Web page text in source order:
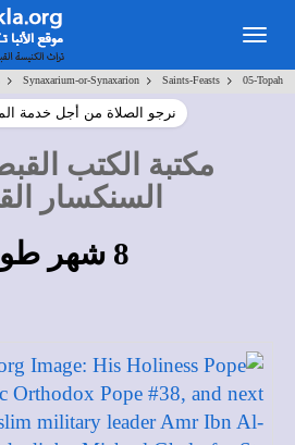
Toggle
navigation
> Synaxarium-or-Synaxarion > Saints-Feasts > 05-Topah
نرجو الصلاة من أجل خدمة
مكتبة الكتب
السنكسار
8 شهر طوبة